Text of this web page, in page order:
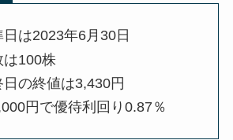
は2023年6月30日
は100株
の終値は3,430円
円で優待利回り0.87％